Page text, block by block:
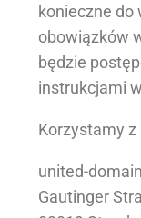
konieczne do
obowiązków
będzie
instrukcjami
Korzystamy
united-
Gautinger